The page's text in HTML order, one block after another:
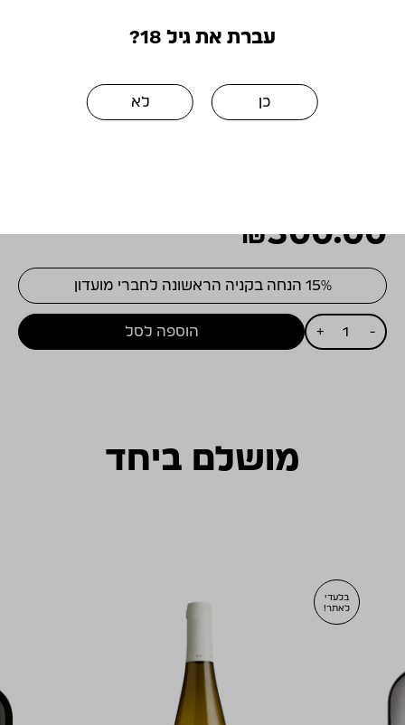
עברת את גיל 18?
כן לא
עץ אלון להמשך יישון של 10-14 שנים, בסופו נעשה
יין נפלא לסיום ארוחה. בניגוד ליינות יבשים ניתן
לפתוח את הבקבוק ולהנות מהיין על פני מספר
₪300.00
15% הנחה בקניה הראשונה לחברי מועדון
-
כמות
של
+ הוספה לסל
מושלם ביחד
בלעדי
לאתר!